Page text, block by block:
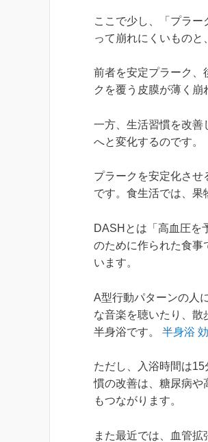
ここで少し、「プラ
って崩れにくいものと
前者を安定プラーク、
クを覆う皮膜が薄く崩
一方、生活習慣を改善
へと変化するのです。
プラークを安定化さ
です。食生活では、果
DASHとは「高血圧を
のために作られた食事
います。
A型行動パターンの人
な音楽を聴いたり、散
半身浴です。 半身浴
ただし、入浴時間は
慣の改善は、糖尿病や
もつながります。
また最近では、血管